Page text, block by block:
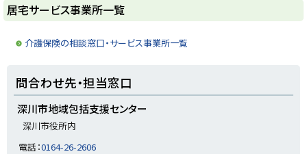
ト
ッ
居宅サービス事業所一覧
介護保険の相談窓口・サービス事業所一覧
問合わせ先・担当窓口
深川市地域包括支援センター
深川市役所内
電話：0164-26-2606